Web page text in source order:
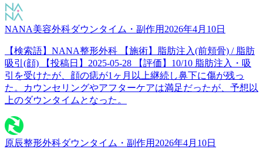
NANA美容外科ダウンタイム・副作用2026年4月10日
【検索語】NANA整形外科 【施術】脂肪注入(前頬骨) / 脂肪
吸引(顔) 【投稿日】2025-05-28 【評価】10/10 脂肪注入・吸
引を受けたが、顔の痣が1ヶ月以上継続し鼻下に傷が残っ
た。カウンセリングやアフターケアは満足だったが、予想以
上のダウンタイムとなった。
原辰整形外科ダウンタイム・副作用2026年4月10日